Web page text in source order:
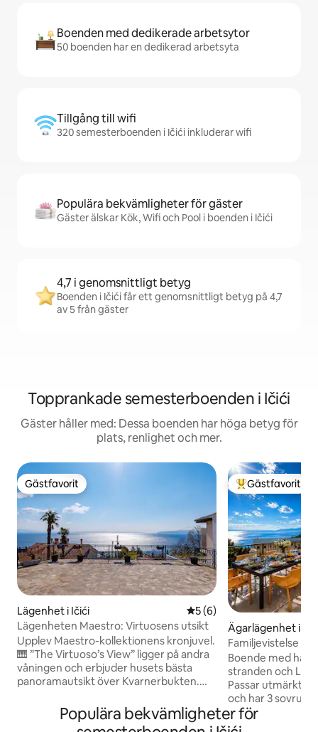
Boenden med dedikerade arbetsytor
50 boenden har en dedikerad arbetsyta
Tillgång till wifi
320 semesterboenden i Ičići inkluderar wifi
Populära bekvämligheter för gäster
Gäster älskar Kök, Wifi och Pool i boenden i Ičići
4,7 i genomsnittligt betyg
Boenden i Ičići får ett genomsnittligt betyg på 4,7
av 5 från gäster
Topprankade semesterboenden i Ičići
Gäster håller med: Dessa boenden har höga betyg för
plats, renlighet och mer.
Gästfavorit
Gästfavorit
Lägenhet i Ičići 5 av 5 i genomsnittligt
5 (6)
Lägenheten Maestro: Virtuosens utsikt
Upplev Maestro-kollektionens kronjuvel.
🎹 ”The Virtuoso’s View” ligger på andra
våningen och erbjuder husets bästa
panoramautsikt över Kvarnerbukten.
med grill och stort bord för gemytliga
kvällar. Inne: konst av Vedran Ružić, ett
Populär
Gästfavorit
Ägarlägenhet i
Familjevistelse
Opatija | Stor
Boende med
stranden och
Passar utmärkt
och har 3
och sovplats för
den stora privata
Populära bekvämligheter för